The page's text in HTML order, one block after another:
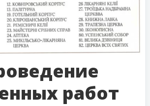
работ